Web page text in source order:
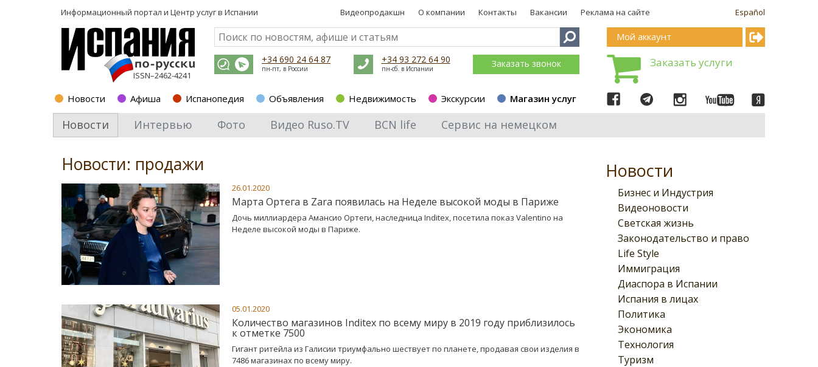
Информационный портал и Центр услуг в Испании Español
Видеопродакшн О компании Контакты Вакансии Реклама на сайте
ISSN–2462-4241
+34 690 24 64 87
пн-пт, в России
+34 93 272 64 90
пн-сб. в Испании Заказать звонок
Новости Афиша Испанопедия Объявления Недвижимость Экскурсии Магазин услуг
Мой аккаунт
Заказать услуги
Новости Интервью Фото Видео Ruso.TV BCN life Сервис на немецком
Новости
Бизнес и Индустрия
Видеоновости
Светская жизнь
Законодательство и право
Life Style
Иммиграция
Диаспора в Испании
Испания в лицах
Политика
Экономика
Технология
Туризм
Новости: продажи
26.01.2020
Марта Ортега в Zara появилась на Неделе высокой моды в Париже
Дочь миллиардера Амансио Ортеги, наследница Inditex, посетила показ Valentino на
Неделе высокой моды в Париже.
05.01.2020
Количество магазинов Inditex по всему миру в 2019 году приблизилось
к отметке 7500
Гигант ритейла из Галисии триумфально шествует по планете, продавая свои изделия в
7486 магазинах по всему миру.